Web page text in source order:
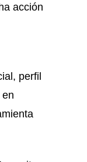
acción
perfil